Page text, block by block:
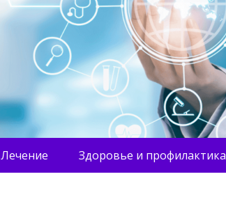
Лечение Здоровье и профилактика